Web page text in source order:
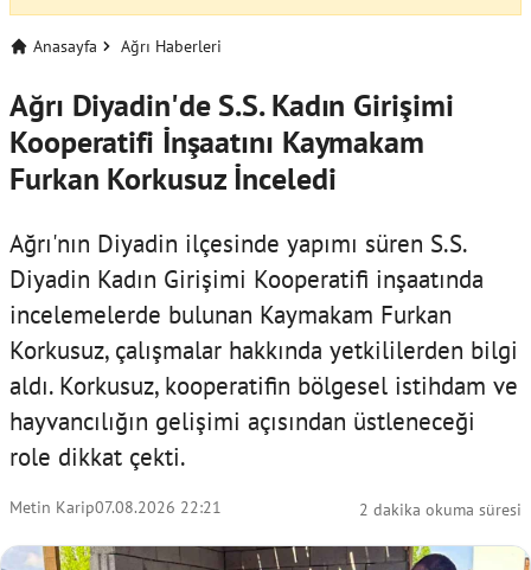
Anasayfa Ağrı Haberleri
Ağrı Diyadin'de S.S. Kadın Girişimi
Kooperatifi İnşaatını Kaymakam
Furkan Korkusuz İnceledi
Ağrı'nın Diyadin ilçesinde yapımı süren S.S.
Diyadin Kadın Girişimi Kooperatifi inşaatında
incelemelerde bulunan Kaymakam Furkan
Korkusuz, çalışmalar hakkında yetkililerden bilgi
aldı. Korkusuz, kooperatifin bölgesel istihdam ve
hayvancılığın gelişimi açısından üstleneceği
role dikkat çekti.
Metin Karip07.08.2026 22:21 2 dakika okuma süresi